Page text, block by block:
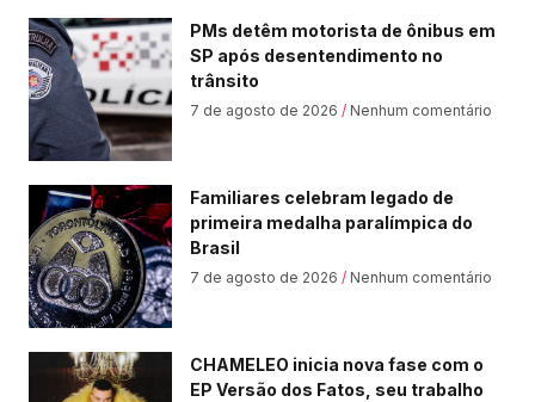
PMs detêm motorista de ônibus em
SP após desentendimento no
trânsito
7 de agosto de 2026 Nenhum comentário
Familiares celebram legado de
primeira medalha paralímpica do
Brasil
7 de agosto de 2026 Nenhum comentário
CHAMELEO inicia nova fase com o
EP Versão dos Fatos, seu trabalho